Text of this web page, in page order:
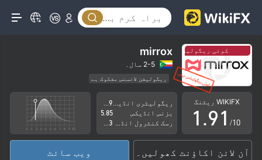
کوئی ریگولیشن نہیںکوئی ریگولیشن نہیںmirrox
2-5 سال۔
ریگولیشن لائسنس مشکوک ہے
کاروباری علاقے میں شبہات
اعلیٰ سطح کے خطرات
WIKIFX ریٹنگ
0
1
2
.
5
6
7
8
9
0
1
2
/10
4.69
بزنس انڈیکس
5.85
آن لائن اکاؤنٹ کھولیں۔ ویب سائٹ